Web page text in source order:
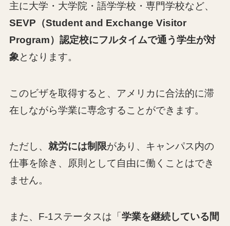
主に大学・大学院・語学学校・専門学校など、
SEVP（Student and Exchange Visitor
Program）認定校にフルタイムで通う学生が対
象となります。
このビザを取得すると、アメリカに合法的に滞
在しながら学業に専念することができます。
ただし、 就労には制 限があり、キャンパス内の
仕事を除き、原則として自由に働くことはでき
ません。
また、F-1ステータスは「 学業を継続している間